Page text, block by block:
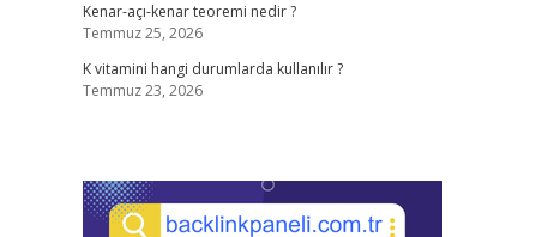
Kenar-açı-kenar teoremi nedir ?
Temmuz 25, 2026
K vitamini hangi durumlarda kullanılır ?
Temmuz 23, 2026